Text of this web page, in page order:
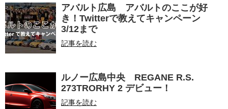
アバルト広島 アバルトのここが好
き！Twitterで教えてキャンペーン
3/12まで
記事を読む
ルノー広島中央 REGANE R.S.
273TRORHY 2 デビュー！
記事を読む